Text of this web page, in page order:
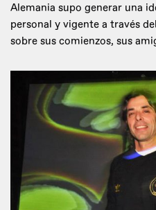
Alemania supo generar una
personal y vigente a través
sobre sus comienzos, sus